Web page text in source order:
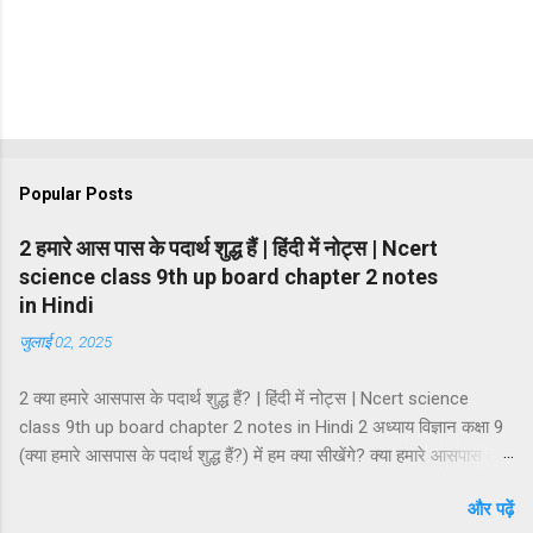
Popular Posts
2 हमारे आस पास के पदार्थ शुद्ध हैं | हिंदी में नोट्स | Ncert
science class 9th up board chapter 2 notes
in Hindi
जुलाई 02, 2025
2 क्या हमारे आसपास के पदार्थ शुद्ध हैं? | हिंदी में नोट्स | Ncert science
class 9th up board chapter 2 notes in Hindi 2 अध्याय विज्ञान कक्षा 9
(क्या हमारे आसपास के पदार्थ शुद्ध हैं?) में हम क्या सीखेंगे? क्या हमारे आसपास के
मिश्रण की विशेषताएं विलयन विलायक तथा विलेय विलयन के गुण विलयन केऔर पढ़ें